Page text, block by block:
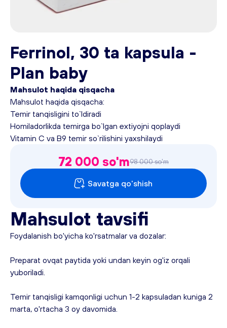
Ferrinol, 30 ta kapsula -
Plan baby
Mahsulot haqida qisqacha
Mahsulot haqida qisqacha:
Temir tanqisligini to`ldiradi
Homiladorlikda temirga bo`lgan extiyojni qoplaydi
Vitamin C va B9 temir so`rilishini yaxshilaydi
72 000 so'm98 000 so'm
Savatga qo'shish
Mahsulot tavsifi
Foydalanish bo'yicha ko'rsatmalar va dozalar:
Preparat ovqat paytida yoki undan keyin og'iz orqali
yuboriladi.
Temir tanqisligi kamqonligi uchun 1-2 kapsuladan kuniga 2
marta, o'rtacha 3 oy davomida.